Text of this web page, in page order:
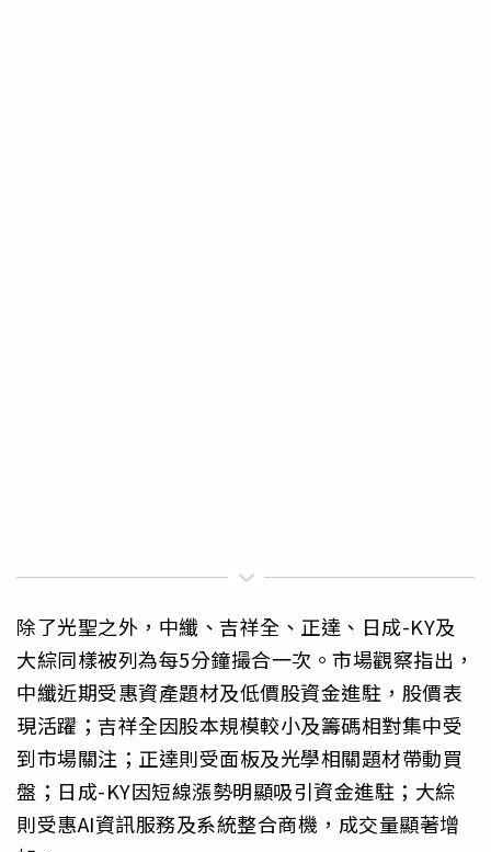
除了光聖之外，中纖、吉祥全、正達、日成-KY及
大綜同樣被列為每5分鐘撮合一次。市場觀察指出，
中纖近期受惠資產題材及低價股資金進駐，股價表
現活躍；吉祥全因股本規模較小及籌碼相對集中受
到市場關注；正達則受面板及光學相關題材帶動買
盤；日成-KY因短線漲勢明顯吸引資金進駐；大綜
則受惠AI資訊服務及系統整合商機，成交量顯著增